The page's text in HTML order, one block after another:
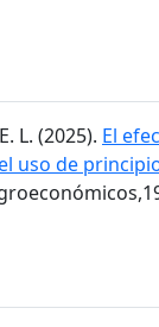
L. (2025). El
uso de